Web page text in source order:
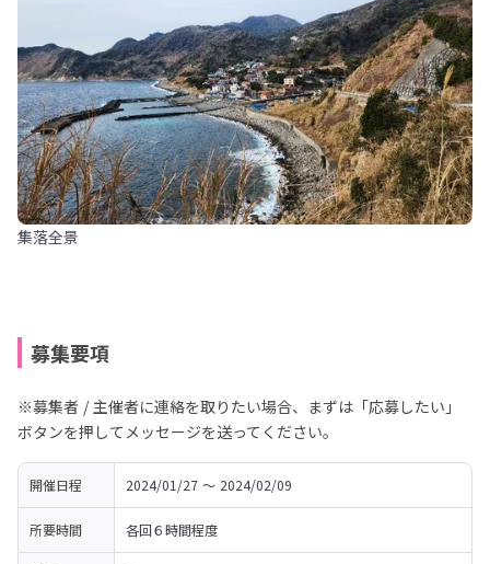
集落全景
募集要項
※募集者 / 主催者に連絡を取りたい場合、まずは「応募したい」
ボタンを押してメッセージを送ってください。
開催日程 2024/01/27 〜 2024/02/09
所要時間 各回６時間程度